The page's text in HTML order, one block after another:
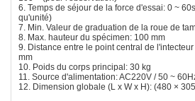
6. Temps de séjour de la force d'essai: 0 ~
qu'unité)
7. Min. Valeur de graduation de la roue de
8. Max. hauteur du spécimen: 100 mm
9. Distance entre le point central de
mm
10. Poids du corps principal: 30 kg
11. Source d'alimentation: AC220V / 50 ~
12. Dimension globale (L x W x H): (480 ×